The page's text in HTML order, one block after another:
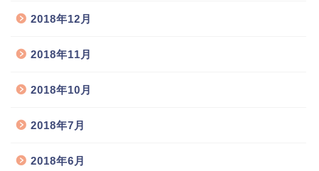
2018年12月
2018年11月
2018年10月
2018年7月
2018年6月